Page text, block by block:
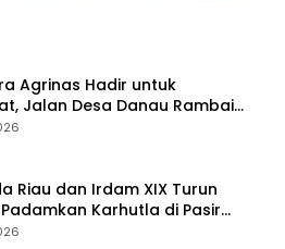
Agrinas Hadir untuk
Jalan Desa Danau Rambai
Disiram
Riau dan Irdam XIX Turun
Karhutla di Pasir
Rohil